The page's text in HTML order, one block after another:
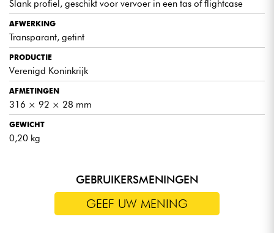
Slank profiel, geschikt voor vervoer in een tas of flightcase
AFWERKING
Transparant, getint
PRODUCTIE
Verenigd Koninkrijk
AFMETINGEN
316 × 92 × 28 mm
GEWICHT
0,20 kg
GEBRUIKERSMENINGEN
GEEF UW MENING